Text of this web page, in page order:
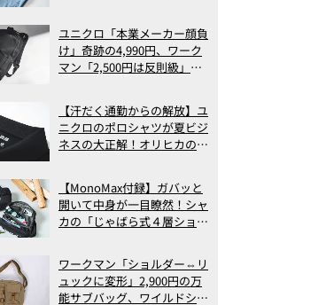
で決定版
ユニクロ「本業メーカー顔負
け」奇跡の4,990円、ワーク
マン「2,500円は反則級」凄
ト3】（2026年6月版）
【汗だく通勤からの解放】ユ
ニクロのポロシャツが夏ビジ
ネスの大正解！オリヒカの透
アの実力
【MonoMax付録】ガバッと
開いて中身が一目瞭然！シャ
カの「じゃばら式４層ショル
った！
ワークマン「ショルダー⇔リ
ュックに変形」2,900円の万
能サブバッグ、ワイルドシン